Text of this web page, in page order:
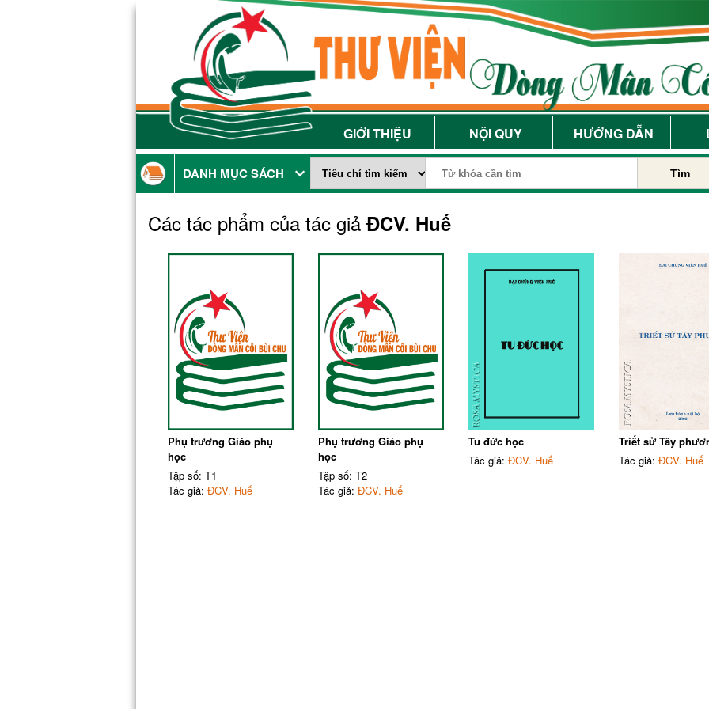
GIỚI THIỆU NỘI QUY HƯỚNG DẪN
DANH MỤC SÁCH Tìm
Các tác phẩm của tác giả ĐCV. Huế
Phụ trương Giáo phụ
học
Tập số: T1
Tác giả: ĐCV. Huế
Phụ trương Giáo phụ
học
Tập số: T2
Tác giả: ĐCV. Huế
Tu đức học
Tác giả: ĐCV. Huế
Triết sử Tây
Tác giả: ĐCV. Huế